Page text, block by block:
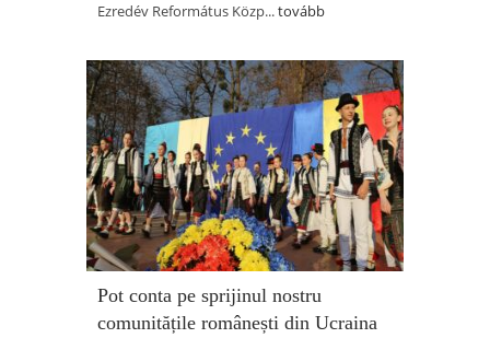
Ezredév Református Közp...tovább
Pot conta pe sprijinul nostru
comunitățile românești din Ucraina